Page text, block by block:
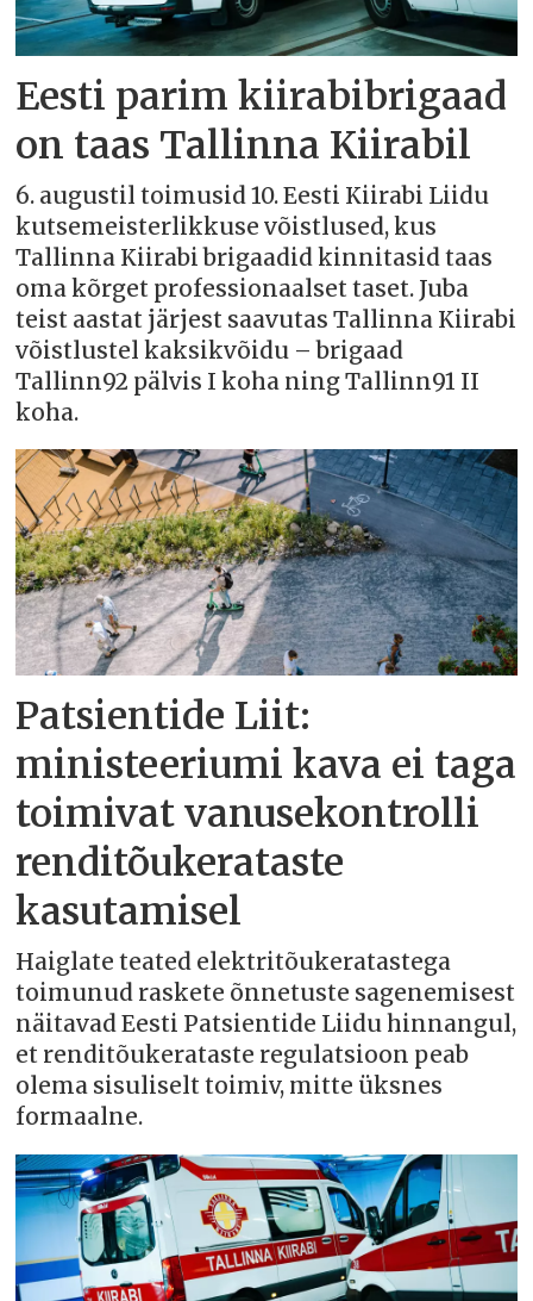
Eesti parim kiirabibrigaad
on taas Tallinna Kiirabil
6. augustil toimusid 10. Eesti Kiirabi Liidu
kutsemeisterlikkuse võistlused, kus
Tallinna Kiirabi brigaadid kinnitasid taas
oma kõrget professionaalset taset. Juba
teist aastat järjest saavutas Tallinna Kiirabi
võistlustel kaksikvõidu – brigaad
Tallinn92 pälvis I koha ning Tallinn91 II
koha.
Patsientide Liit:
ministeeriumi kava ei taga
toimivat vanusekontrolli
renditõukerataste
kasutamisel
Haiglate teated elektritõukeratastega
toimunud raskete õnnetuste sagenemisest
näitavad Eesti Patsientide Liidu hinnangul,
et renditõukerataste regulatsioon peab
olema sisuliselt toimiv, mitte üksnes
formaalne.